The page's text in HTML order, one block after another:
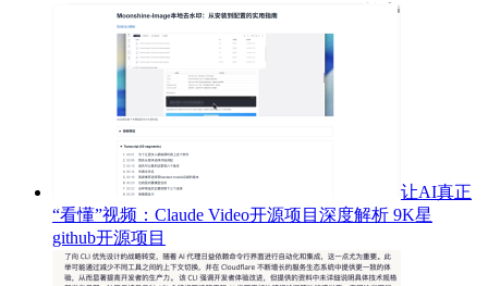
让AI真正
“看懂”视频：Claude Video开源项目深度解析 9K星
github开源项目